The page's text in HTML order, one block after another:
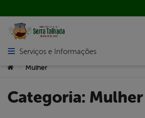
Abrir menu principal de navegação
Serviços e Informações
Você está aqui:
Mulher
Categoria: Mulher